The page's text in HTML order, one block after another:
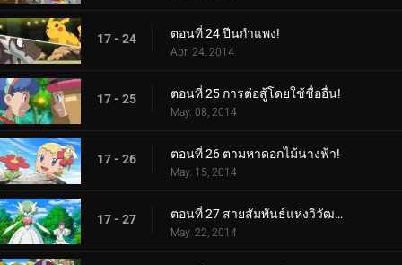
17 - 24 ตอนที่ 24 ปีนกำแพง!
Apr. 24, 2014
17 - 25 ตอนที่ 25 การต่อสู้โดยใช้ชื่ออื่น!
May. 08, 2014
17 - 26 ตอนที่ 26 ตามหาดอกไม้นางฟ้า!
May. 15, 2014
17 - 27 ตอนที่ 27 สายสัมพันธ์แห่งวิวัฒนาการ!
May. 22, 2014